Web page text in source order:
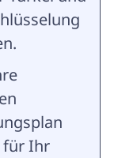
für Ihr